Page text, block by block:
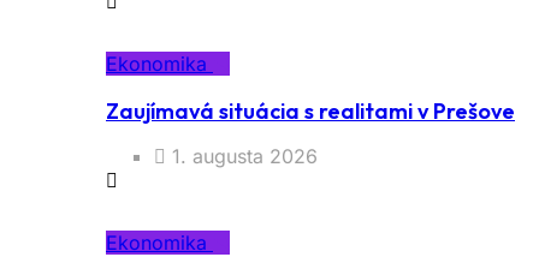
Ekonomika
Zaujímavá situácia s realitami v Prešove
1. augusta 2026
Ekonomika